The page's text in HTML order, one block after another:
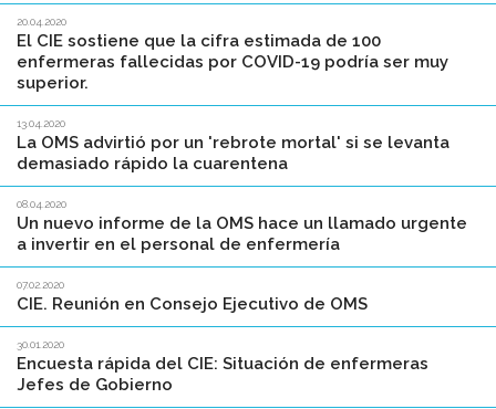
20.04.2020
El CIE sostiene que la cifra estimada de 100
enfermeras fallecidas por COVID-19 podría ser muy
superior.
13.04.2020
La OMS advirtió por un 'rebrote mortal' si se levanta
demasiado rápido la cuarentena
08.04.2020
Un nuevo informe de la OMS hace un llamado urgente
a invertir en el personal de enfermería
07.02.2020
CIE. Reunión en Consejo Ejecutivo de OMS
30.01.2020
Encuesta rápida del CIE: Situación de enfermeras
Jefes de Gobierno